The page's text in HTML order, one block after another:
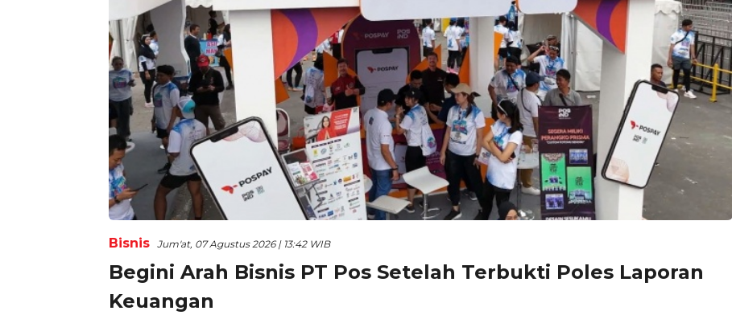
Bisnis Jum'at, 07 Agustus 2026 | 13:42 WIB
Begini Arah Bisnis PT Pos Setelah Terbukti Poles Laporan
Keuangan